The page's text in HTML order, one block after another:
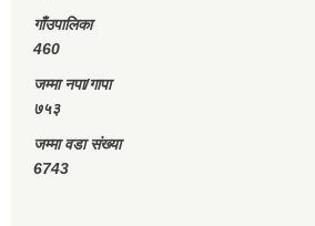
गाँउपालिका
460
जम्मा नपा/गापा
७५३
जम्मा वडा संख्या
6743